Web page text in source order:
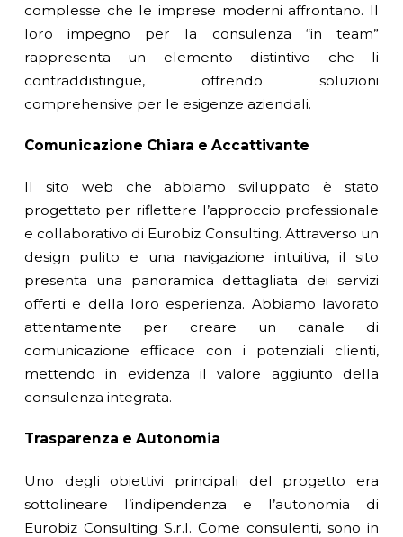
complesse che le imprese moderni affrontano. Il
loro impegno per la consulenza “in team”
rappresenta un elemento distintivo che li
contraddistingue, offrendo soluzioni
comprehensive per le esigenze aziendali.
Comunicazione Chiara e Accattivante
Il sito web che abbiamo sviluppato è stato
progettato per riflettere l’approccio professionale
e collaborativo di Eurobiz Consulting. Attraverso un
design pulito e una navigazione intuitiva, il sito
presenta una panoramica dettagliata dei servizi
offerti e della loro esperienza. Abbiamo lavorato
attentamente per creare un canale di
comunicazione efficace con i potenziali clienti,
mettendo in evidenza il valore aggiunto della
consulenza integrata.
Trasparenza e Autonomia
Uno degli obiettivi principali del progetto era
sottolineare l’indipendenza e l’autonomia di
Eurobiz Consulting S.r.l. Come consulenti, sono in